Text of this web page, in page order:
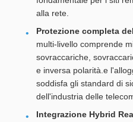
alla rete.
Protezione completa
multi-livello comprende
sovraccariche,
e inversa polarità.e
soddisfa gli standard di
dell'industria delle
Integrazione Hybrid